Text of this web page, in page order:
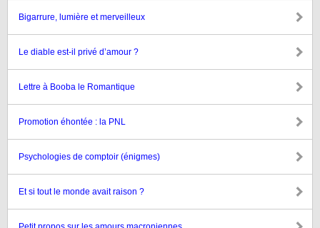
Bigarrure, lumière et merveilleux
Le diable est-il privé d’amour ?
Lettre à Booba le Romantique
Promotion éhontée : la PNL
Psychologies de comptoir (énigmes)
Et si tout le monde avait raison ?